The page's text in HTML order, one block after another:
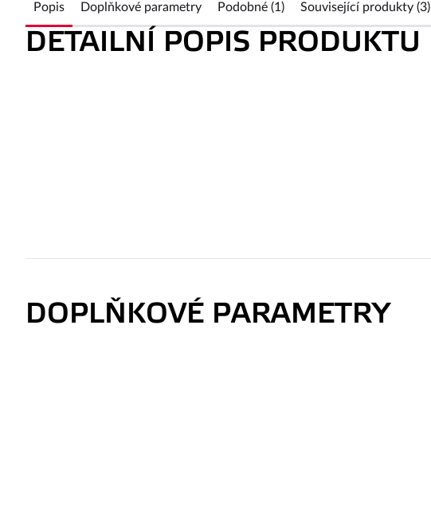
Popis Doplňkové parametry Podobné (1) Související produkty (3)
DETAILNÍ POPIS PRODUKTU
DOPLŇKOVÉ PARAMETRY